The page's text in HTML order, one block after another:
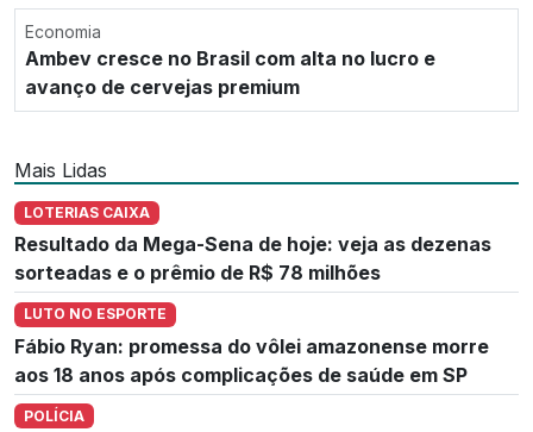
Economia
Ambev cresce no Brasil com alta no lucro e
avanço de cervejas premium
Mais Lidas
LOTERIAS CAIXA
Resultado da Mega-Sena de hoje: veja as dezenas
sorteadas e o prêmio de R$ 78 milhões
LUTO NO ESPORTE
Fábio Ryan: promessa do vôlei amazonense morre
aos 18 anos após complicações de saúde em SP
POLÍCIA